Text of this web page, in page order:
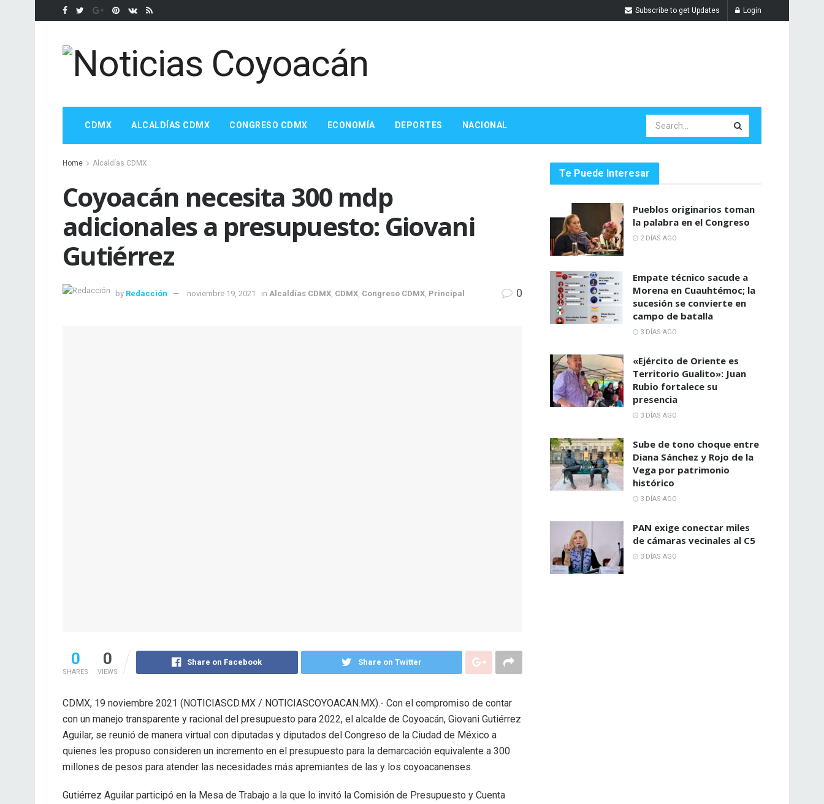
Subscribe to get Updates Login
CDMX ALCALDÍAS CDMX CONGRESO CDMX ECONOMÍA DEPORTES NACIONAL
Home Alcaldías CDMX
Coyoacán necesita 300 mdp
adicionales a presupuesto: Giovani
Gutiérrez
by Redacción noviembre 19, 2021 in Alcaldías CDMX CDMX Congreso CDMX Principal 0
0
SHARES
0
VIEWS
Share on Facebook Share on Twitter
CDMX, 19 noviembre 2021 (NOTICIASCD.MX / NOTICIASCOYOACAN.MX).- Con el compromiso de contar
con un manejo transparente y racional del presupuesto para 2022, el alcalde de Coyoacán, Giovani Gutiérrez
Aguilar, se reunió de manera virtual con diputadas y diputados del Congreso de la Ciudad de México a
quienes les propuso consideren un incremento en el presupuesto para la demarcación equivalente a 300
millones de pesos para atender las necesidades más apremiantes de las y los coyoacanenses.
Gutiérrez Aguilar participó en la Mesa de Trabajo a la que lo invitó la Comisión de Presupuesto y Cuenta
Te Puede Interesar
Pueblos originarios toman
la palabra en el Congreso
2 DÍAS AGO
Empate técnico sacude a
Morena en Cuauhtémoc; la
sucesión se convierte en
campo de batalla
3 DÍAS AGO
«Ejército de Oriente es
Territorio Gualito»: Juan
Rubio fortalece su
presencia
3 DÍAS AGO
Sube de tono choque entre
Diana Sánchez y Rojo de la
Vega por patrimonio
histórico
3 DÍAS AGO
PAN exige conectar miles
de cámaras vecinales al C5
3 DÍAS AGO